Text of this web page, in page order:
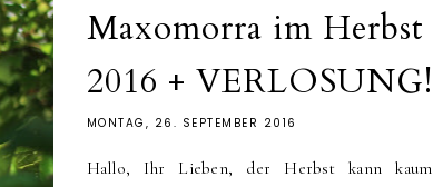
Maxomorra im Herbst
2016 + VERLOSUNG!
MONTAG, 26. SEPTEMBER 2016
Hallo, Ihr Lieben, der Herbst kann kaum